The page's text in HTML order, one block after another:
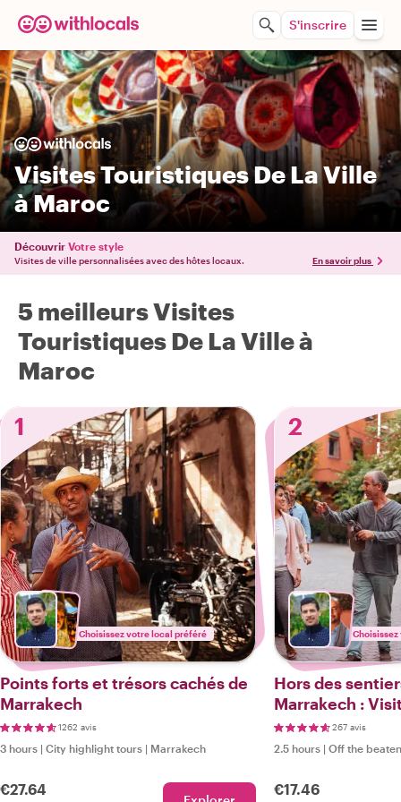
S'inscrire
Visites Touristiques De La Ville
à Maroc
Découvrir Votre style
Visites de ville personnalisées avec des hôtes locaux. En savoir plus
5 meilleurs Visites
Touristiques De La Ville à
Maroc
1
Choisissez votre local préféré
Points forts et trésors cachés de
Marrakech
1262 avis
3 hours | City highlight tours | Marrakech
€27.64
2
Hors des
Marrakech :
267 avis
2.5 hours | Off the
€17.46